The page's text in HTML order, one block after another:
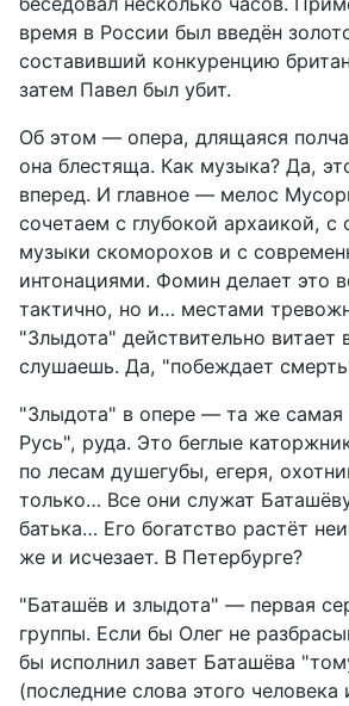
время в России был введён
составивший конкуренцию
затем Павел был убит.
Об этом — опера, длящаяся
она блестяща. Как музыка? Да,
вперед. И главное — мелос
сочетаем с глубокой архаикой, с
музыки скоморохов и с
интонациями. Фомин делает это
тактично, но и… местами
"Злыдота" действительно витает
слушаешь. Да, "побеждает
"Злыдота" в опере — та же самая
Русь", руда. Это беглые
по лесам душегубы, егеря,
только… Все они служат
батька… Его богатство растёт
же и исчезает. В Петербурге?
"Баташёв и злыдота" — первая
группы. Если бы Олег не
бы исполнил завет Баташёва
(последние слова этого